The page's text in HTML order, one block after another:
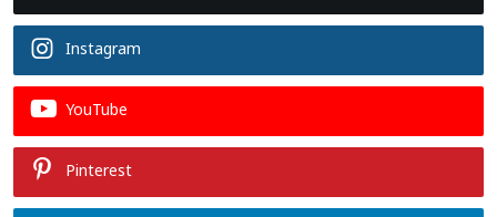
Instagram
YouTube
Pinterest